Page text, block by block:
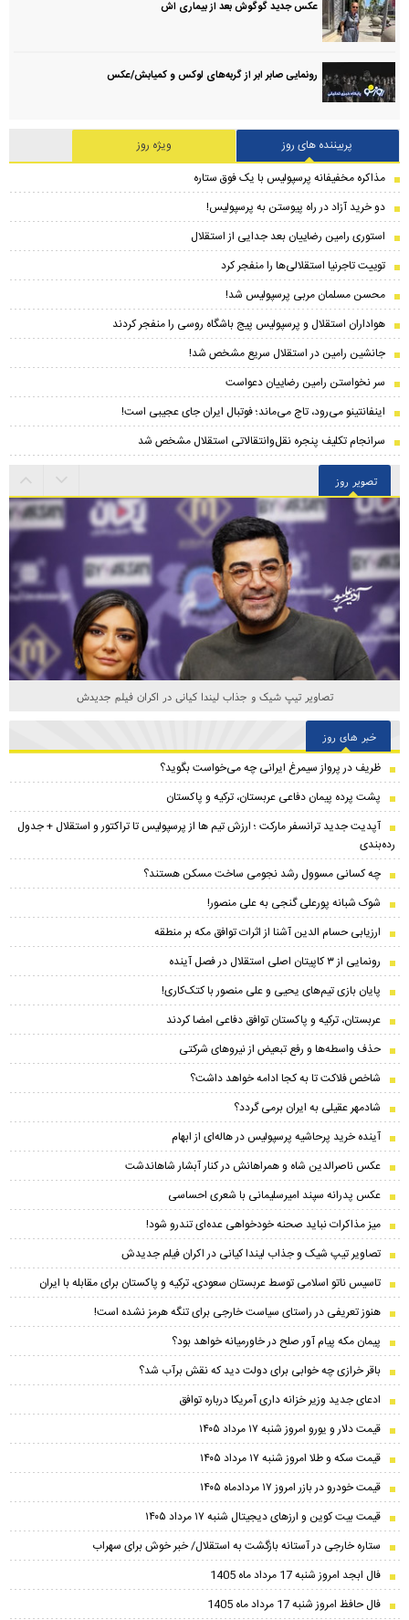
عکس جدید گوگوش بعد از بیماری اش
رونمایی صابر ابر از گربه‌های لوکس و کمیابش/عکس
پربیننده های روز
ویژه روز
مذاکره مخفیفانه پرسپولیس با یک فوق ستاره
دو خرید آزاد در راه پیوستن به پرسپولیس!
استوری رامین رضاییان بعد جدایی از استقلال
توییت تاجرنیا استقلالی‌ها را منفجر کرد
محسن مسلمان مربی پرسپولیس شد!
هواداران استقلال و پرسپولیس پیج باشگاه روسی را منفجر کردند
جانشین رامین در استقلال سریع مشخص شد!
سر نخواستن رامین رضاییان دعواست
اینفانتینو می‌رود، تاج می‌ماند؛ فوتبال ایران جای عجیبی است!
سرانجام تکلیف پنجره نقل‌وانتقالاتی استقلال مشخص شد
تصویر روز
تصاویر تیپ شیک و جذاب لیندا کیانی در اکران فیلم جدیدش
خبر های روز
ظریف در پرواز سیمرغ ایرانی چه می‌خواست بگوید؟
پشت پرده پیمان دفاعی عربستان، ترکیه و پاکستان
​آپدیت جدید ترانسفر مارکت ؛ ارزش تیم ها از پرسپولیس تا تراکتور و استقلال + جدول
رده‌بندی
چه کسانی مسوول رشد نجومی ساخت مسکن هستند؟
شوک شبانه پورعلی گنجی به علی منصور!
ارزیابی حسام الدین آشنا از اثرات توافق مکه بر منطقه
رونمایی از ۳ کاپیتان اصلی استقلال در فصل آینده
پایان بازی تیم‌های یحیی و علی منصور با کتک‌کاری!
عربستان، ترکیه و پاکستان توافق دفاعی امضا کردند
حذف واسطه‌ها و رفع تبعیض از نیروهای شرکتی
شاخص فلاکت تا به کجا ادامه خواهد داشت؟
شادمهر عقیلی به ایران برمی گردد؟
آینده خرید پرحاشیه‌ پرسپولیس در هاله‌ای از ابهام
عکس ناصرالدین شاه و همراهانش در کنار آبشار شاهاندشت
عکس پدرانه سپند امیرسلیمانی با شعری احساسی
میز مذاکرات نباید صحنه خودخواهی عده‌ای تندرو شود!
تصاویر تیپ شیک و جذاب لیندا کیانی در اکران فیلم جدیدش
تاسیس ناتو اسلامی توسط عربستان سعودی، ترکیه و پاکستان برای مقابله با ایران
هنوز تعریفی در راستای سیاست خارجی برای تنگه هرمز نشده است!
پیمان مکه پیام آور صلح در خاورمیانه خواهد بود؟
باقر خرازی چه خوابی برای دولت دید که نقش برآب شد؟
ادعای جدید وزیر خزانه داری آمریکا درباره توافق
قیمت دلار و یورو امروز شنبه ۱۷ مرداد ۱۴۰۵
قیمت سکه و طلا امروز شنبه ۱۷ مرداد ۱۴۰۵
قیمت خودرو در بازر امروز ۱۷ مردادماه ۱۴۰۵
قیمت بیت کوین و ارز‌های دیجیتال شنبه ۱۷ مرداد ۱۴۰۵
ستاره خارجی در آستانه بازگشت به استقلال/ خبر خوش برای سهراب
فال ابجد امروز شنبه 17 مرداد ماه 1405
فال حافظ امروز شنبه 17 مرداد ماه 1405